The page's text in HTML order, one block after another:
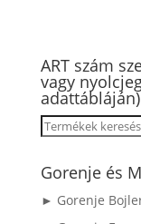
ART szám
vagy
adattábláján)
Keresés
következőre:
Gorenje és
► Gorenje